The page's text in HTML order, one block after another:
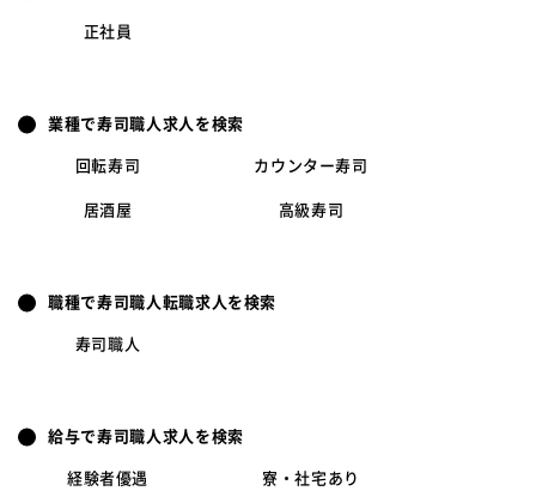
正社員
業種で寿司職人求人を検索
回転寿司 カウンター寿司
居酒屋 高級寿司
職種で寿司職人転職求人を検索
寿司職人
給与で寿司職人求人を検索
経験者優遇 寮・社宅あり